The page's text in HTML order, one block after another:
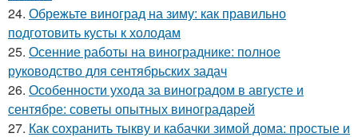
24. Обрежьте виноград на зиму: как правильно
подготовить кусты к холодам
25. Осенние работы на винограднике: полное
руководство для сентябрьских задач
26. Особенности ухода за виноградом в августе и
сентябре: советы опытных виноградарей
27. Как сохранить тыкву и кабачки зимой дома: простые и